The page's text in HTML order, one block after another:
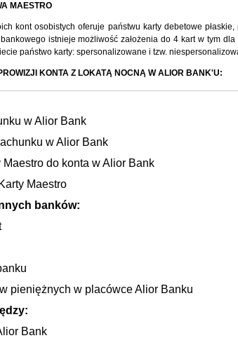
MAESTRO
kont osobistych oferuje państwu karty debetowe
istnieje możliwość założenia do 4 kart w tym
państwo karty: spersonalizowane i tzw.
KONTA Z LOKATĄ NOCNĄ W ALIOR BANK'U:
w Alior Bank
w Alior Bank
do konta w Alior Bank
Maestro
banków:
pieniężnych w placówce Alior Banku
Bank